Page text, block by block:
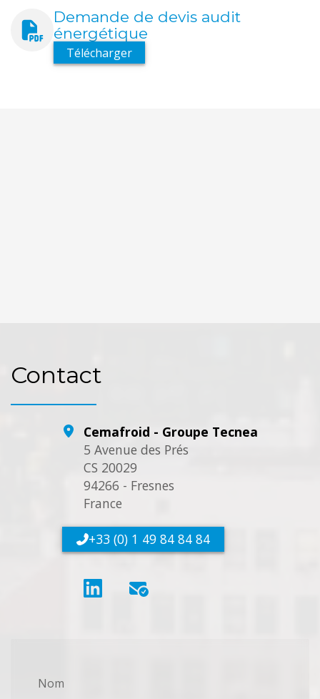
Demande de devis audit
énergétique
Télécharger
Contact
Nom
Cemafroid - Groupe Tecnea
5 Avenue des Prés
CS 20029
94266 - Fresnes
France
+33 (0) 1 49 84 84 84